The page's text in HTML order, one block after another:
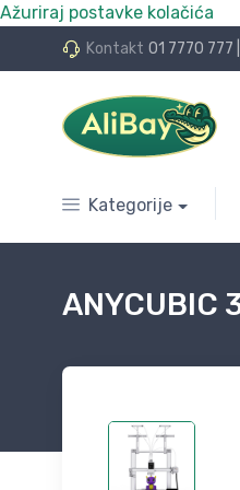
Ažuriraj postavke kolačića
Kontakt 01 7770 777
24 rate bez kamata
Kategorije
ANYCUBIC